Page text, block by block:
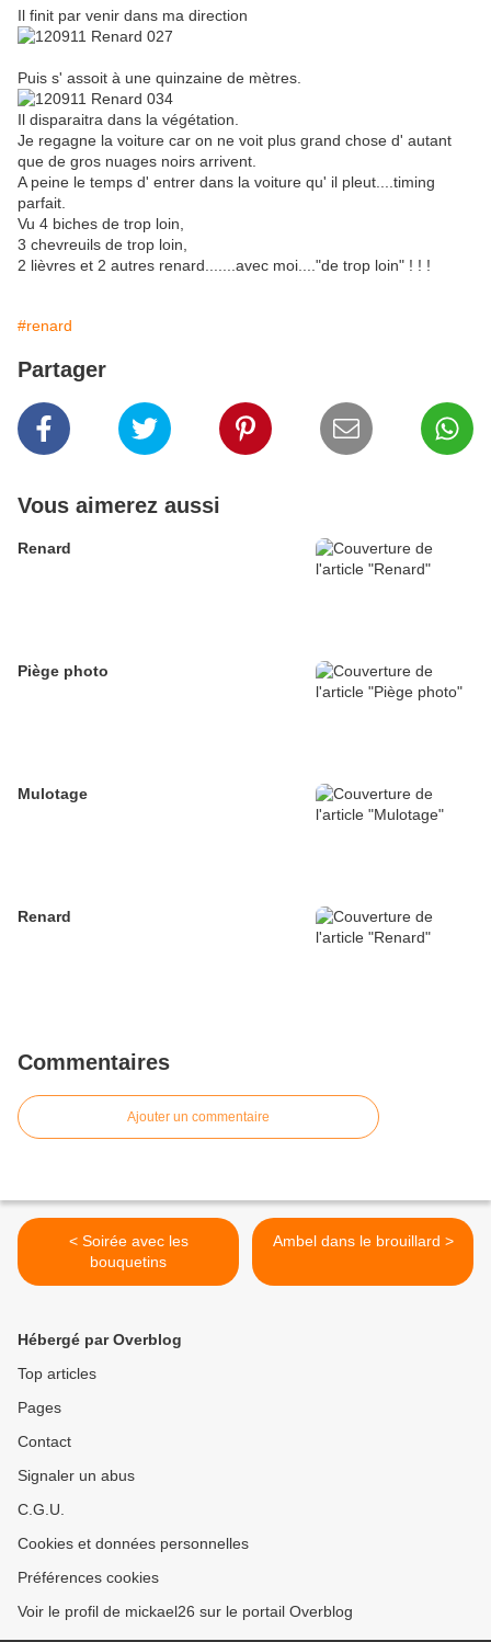
Il finit par venir dans ma direction
Puis s' assoit à une quinzaine de mètres.
Il disparaitra dans la végétation.
Je regagne la voiture car on ne voit plus grand chose d' autant
que de gros nuages noirs arrivent.
A peine le temps d' entrer dans la voiture qu' il pleut....timing
parfait.
Vu 4 biches de trop loin,
3 chevreuils de trop loin,
2 lièvres et 2 autres renard.......avec moi...."de trop loin" ! ! !
#renard
Partager
Vous aimerez aussi
Renard
Piège photo
Mulotage
Renard
Commentaires
Ajouter un commentaire
< Soirée avec les
bouquetins
Ambel dans le brouillard >
Hébergé par Overblog
Top articles
Pages
Contact
Signaler un abus
C.G.U.
Cookies et données personnelles
Préférences cookies
Voir le profil de mickael26 sur le portail Overblog